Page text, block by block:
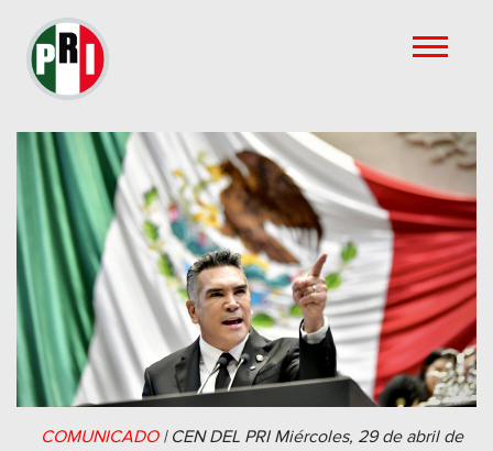
COMUNICADO| CEN DEL PRI Miércoles, 29 de abril de